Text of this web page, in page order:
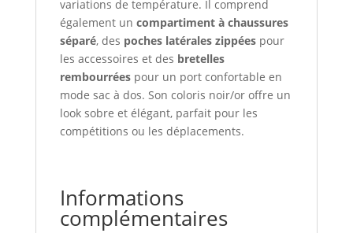
variations de température. Il comprend
également un compartiment à chaussures
séparé, des poches latérales zippéespour
les accessoires et des bretelles
rembourréespour un port confortable en
mode sac à dos. Son coloris noir/or offre un
look sobre et élégant, parfait pour les
compétitions ou les déplacements.
Informations
complémentaires